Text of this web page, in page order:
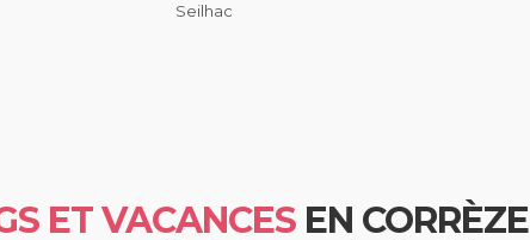
Seilhac
ET VACANCESEN CORRÈZE